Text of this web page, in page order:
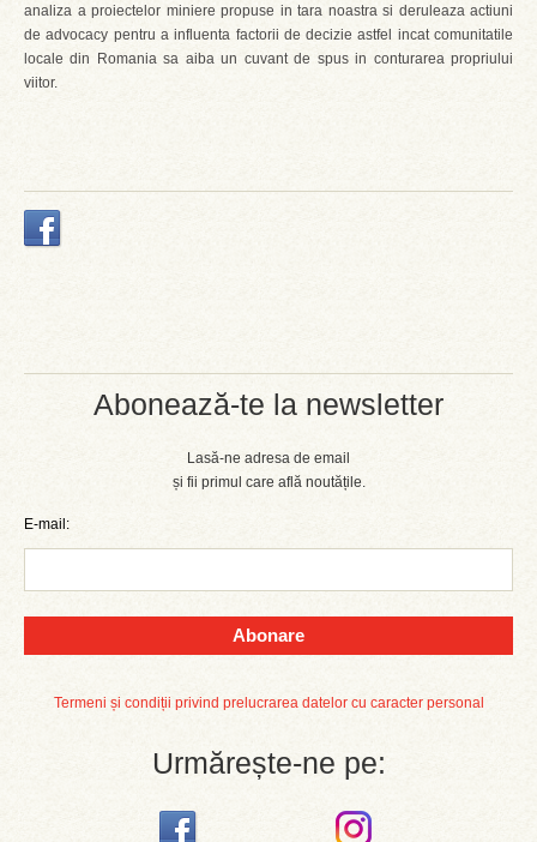
Abonează-te la newsletter
Lasă-ne adresa de email
și fii primul care află noutățile.
E-mail:
Abonare
Termeni și condiții privind prelucrarea datelor cu caracter personal
Urmărește-ne pe:
analiza a proiectelor miniere propuse in tara noastra si deruleaza actiuni
de advocacy pentru a influenta factorii de decizie astfel incat comunitatile
locale din Romania sa aiba un cuvant de spus in conturarea propriului
viitor.